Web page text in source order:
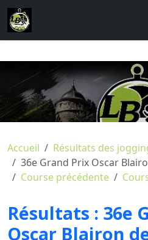
Accueil
Résultats des
36e Grand Prix Oscar
Course précédente
Résultats : 36e
Oscar Blairon